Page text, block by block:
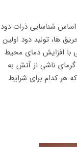
شناسایی ذرات دود
ها، تولید دود اولین
با افزایش دمای محیط
ناشی از آتش به
هر کدام برای شرایط